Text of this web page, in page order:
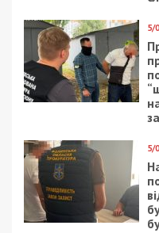
5/
5/